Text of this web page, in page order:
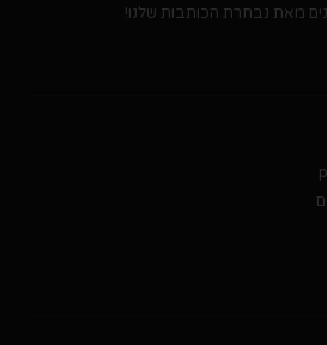
מאת נבחרת הכותבות שלנו!